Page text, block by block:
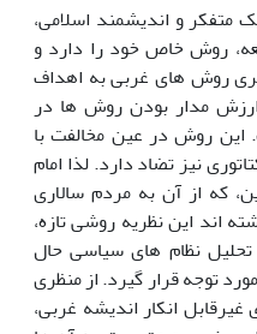
متفکر و اندیشمند اسلامی،
روش خاص خود را دارد و
روش های غربی به اهداف
مدار بودن روش ها در
این روش در عین مخالفت با
نیز تضاد دارد. لذا امام
که از آن به مردم سالاری
اند این نظریه روشی تازه،
نظام های سیاسی حال
توجه قرار گیرد. از منظری
انکار اندیشه غربی،